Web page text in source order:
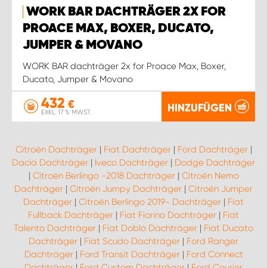
WORK BAR DACHTRÄGER 2X FOR
PROACE MAX, BOXER, DUCATO,
JUMPER & MOVANO
WORK BAR dachträger 2x for Proace Max, Boxer,
Ducato, Jumper & Movano
432 €
EXKL. 17 % MWST. HINZUFÜGEN
Citroën Dachträger| Fiat Dachträger| Ford Dachträger|
Dacia Dachträger | Iveco Dachträger | Dodge Dachträger
| Citroën Berlingo -2018 Dachträger| Citroën Nemo
Dachträger | Citroën Jumpy Dachträger | Citroën Jumper
Dachträger | Citroën Berlingo 2019- Dachträger | Fiat
Fullback Dachträger | Fiat Fiorino Dachträger | Fiat
Talento Dachträger | Fiat Doblo Dachträger | Fiat Ducato
Dachträger | Fiat Scudo Dachträger | Ford Ranger
Dachträger| Ford Transit Dachträger| Ford Connect